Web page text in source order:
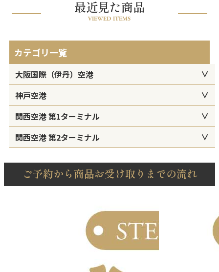
最近見た商品
VIEWED ITEMS
カテゴリ一覧
大阪国際（伊丹）空港
神戸空港
関西空港 第1ターミナル
関西空港 第2ターミナル
ご予約から商品お受け取りまでの流れ